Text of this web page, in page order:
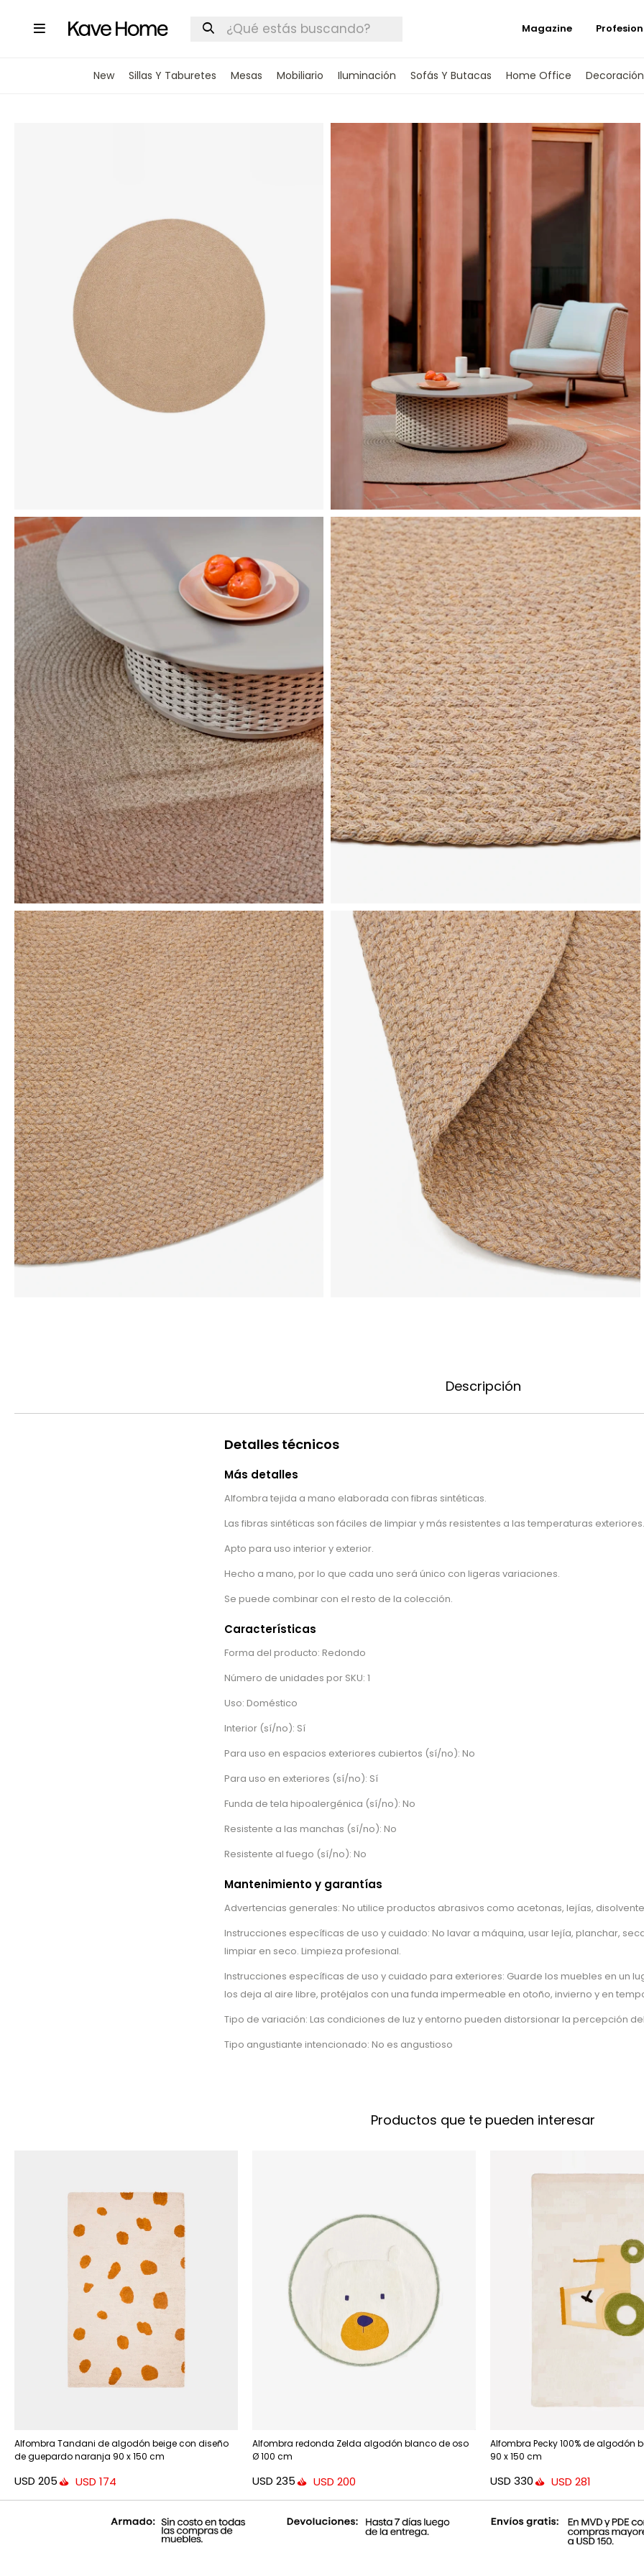

New Sillas Y Taburetes Mesas Mobiliario Iluminación Sofás Y Butacas Home Office Decoración
Magazine
Descripción
Detalles técnicos
Más detalles
Alfombra tejida a mano elaborada con fibras sintéticas.
Las fibras sintéticas son fáciles de limpiar y más resistentes a las temperaturas exteriores.
Apto para uso interior y exterior.
Hecho a mano, por lo que cada uno será único con ligeras variaciones.
Se puede combinar con el resto de la colección.
Características
Forma del producto: Redondo
Número de unidades por SKU: 1
Uso: Doméstico
Interior (sí/no): Sí
Para uso en espacios exteriores cubiertos (sí/no): No
Para uso en exteriores (sí/no): Sí
Funda de tela hipoalergénica (sí/no): No
Resistente a las manchas (sí/no): No
Resistente al fuego (sí/no): No
Mantenimiento y garantías
Advertencias generales: No utilice productos abrasivos como acetonas, lejías,
Instrucciones específicas de uso y cuidado: No lavar a máquina, usar lejía, planchar,
limpiar en seco. Limpieza profesional.
Instrucciones específicas de uso y cuidado para exteriores: Guarde los muebles en un
los deja al aire libre, protéjalos con una funda impermeable en otoño, invierno y en
Tipo de variación: Las condiciones de luz y entorno pueden distorsionar la percepción
Tipo angustiante intencionado: No es angustioso
Productos que te pueden interesar
Alfombra Tandani de algodón beige con diseño
de guepardo naranja 90 x 150 cm
USD 205 USD 174
Alfombra redonda Zelda algodón blanco de oso
Ø 100 cm
USD 235 USD 200
Alfombra Pecky 100% de algodón
90 x 150 cm
USD 330 USD 281
Teléfono
Mensaje